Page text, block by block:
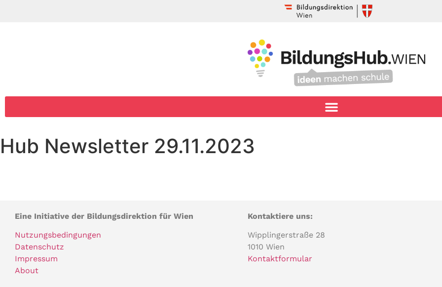
Hub Newsletter 29.11.2023
Eine Initiative der Bildungsdirektion für Wien
Nutzungsbedingungen
Datenschutz
Impressum
About
Kontaktiere uns:
Wipplingerstraße 28
1010 Wien
Kontaktformular